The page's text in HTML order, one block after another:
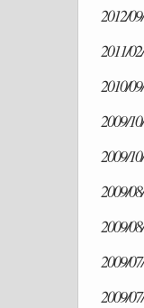
2012/
2011/
2010/
2009/
2009/
2009/
2009/
2009/
2009/